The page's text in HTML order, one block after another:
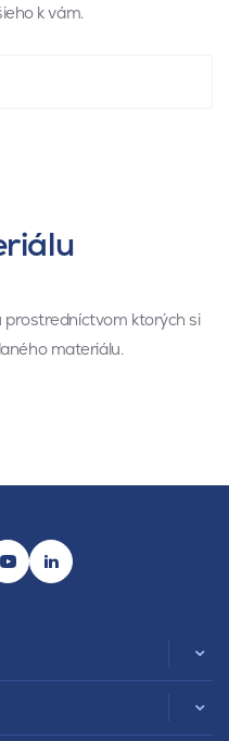
k vám.
prostredníctvom ktorých si
materiálu.